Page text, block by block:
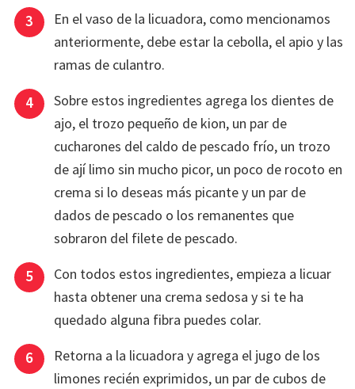
En el vaso de la licuadora, como mencionamos
anteriormente, debe estar la cebolla, el apio y las
ramas de culantro.
Sobre estos ingredientes agrega los dientes de
ajo, el trozo pequeño de kion, un par de
cucharones del caldo de pescado frío, un trozo
de ají limo sin mucho picor, un poco de rocoto en
crema si lo deseas más picante y un par de
dados de pescado o los remanentes que
sobraron del filete de pescado.
Con todos estos ingredientes, empieza a licuar
hasta obtener una crema sedosa y si te ha
quedado alguna fibra puedes colar.
Retorna a la licuadora y agrega el jugo de los
limones recién exprimidos, un par de cubos de